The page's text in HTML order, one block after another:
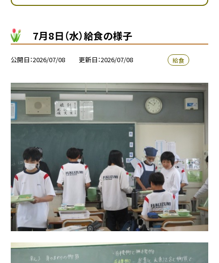
7月8日（水）給食の様子
公開日 2026/07/08 更新日 2026/07/08 給食